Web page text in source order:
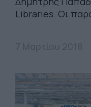
Libraries. Οι